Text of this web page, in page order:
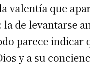
valentía que
de levantarse
parece indicar
y a su